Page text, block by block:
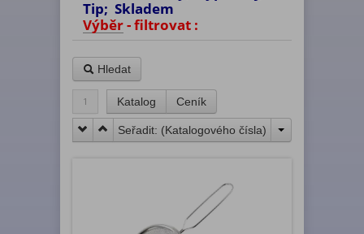
Tip; Skladem
Výběr - filtrovat :
Hledat
1 Katalog Ceník
Seřadit: (Katalogového čísla)